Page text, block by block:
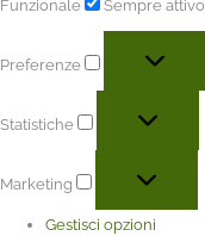
Funzionale Sempre attivo
Preferenze
Statistiche
Marketing
Gestisci opzioni